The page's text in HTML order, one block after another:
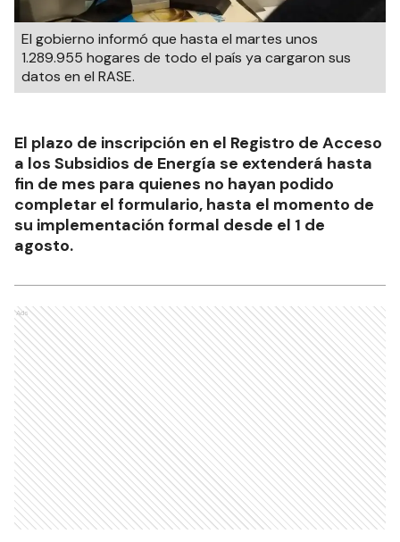
El gobierno informó que hasta el martes unos
1.289.955 hogares de todo el país ya cargaron sus
datos en el RASE.
El plazo de inscripción en el Registro de Acceso
a los Subsidios de Energía se extenderá hasta
fin de mes para quienes no hayan podido
completar el formulario, hasta el momento de
su implementación formal desde el 1 de
agosto.
Ads